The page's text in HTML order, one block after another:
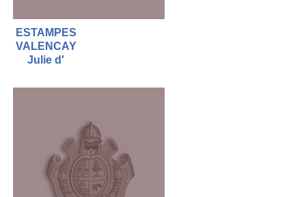
ESTAMPES
VALENCAY
Julie d'